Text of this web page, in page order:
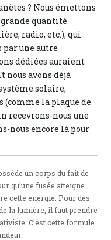
? Nous émettons
grande quantité
radio, etc.), qui
une autre
dédiées auraient
nous avons déjà
solaire,
(comme la plaque de
recevrons-nous une
nous encore là pour
un corps du fait de
qu’une fusée atteigne
cette énergie. Pour des
la lumière, il faut prendre
C’est cette formule